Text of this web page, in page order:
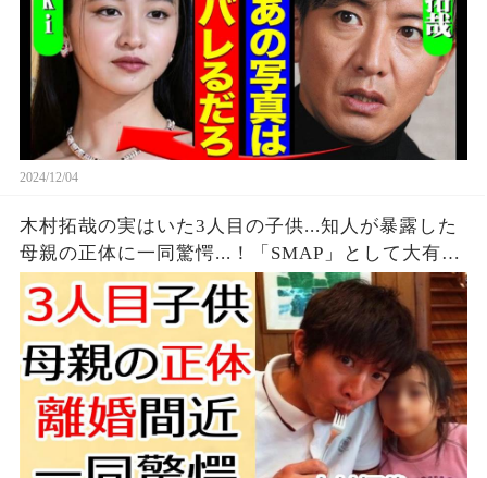
2024/12/04
木村拓哉の実はいた3人目の子供...知人が暴露した
母親の正体に一同驚愕...！「SMAP」として大有名
な元アイドルが工藤静香と1年前からの別居生活で
離婚間近の真相に言葉を失う...